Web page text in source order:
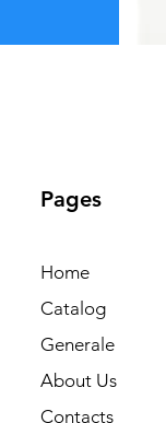
Pages
Home
Catalog
Generale
About Us
Contacts